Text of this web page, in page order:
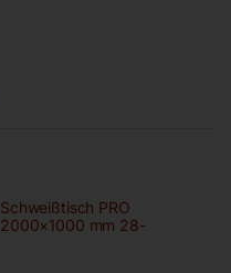
Schweißtisch PRO
2000×1000 mm 28-